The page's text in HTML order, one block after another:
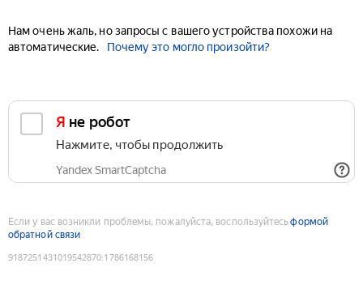
Нам очень жаль, но запросы с вашего устройства похожи на
автоматические.
Почему это могло произойти?
Я не робот
Нажмите, чтобы продолжить
Yandex SmartCaptcha
Если у вас возникли проблемы, пожалуйста, воспользуйтесьформой
обратной связи
9187251431019542870:1786168156